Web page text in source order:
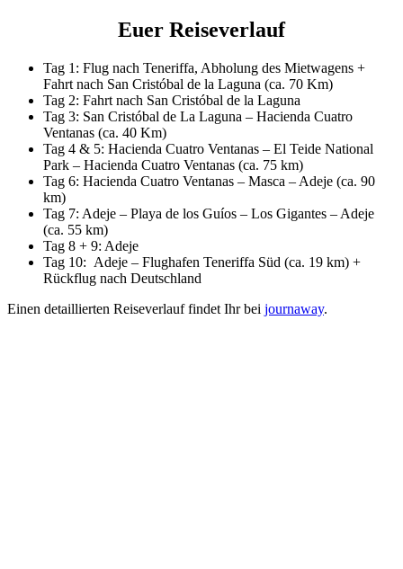
Euer Reiseverlauf
Tag 1: Flug nach Teneriffa, Abholung des Mietwagens +
Fahrt nach San Cristóbal de la Laguna (ca. 70 Km)
Tag 2: Fahrt nach San Cristóbal de la Laguna
Tag 3: San Cristóbal de La Laguna – Hacienda Cuatro
Ventanas (ca. 40 Km)
Tag 4 & 5: Hacienda Cuatro Ventanas – El Teide National
Park – Hacienda Cuatro Ventanas (ca. 75 km)
Tag 6: Hacienda Cuatro Ventanas – Masca – Adeje (ca. 90
km)
Tag 7: Adeje – Playa de los Guíos – Los Gigantes – Adeje
(ca. 55 km)
Tag 8 + 9: Adeje
Tag 10: Adeje – Flughafen Teneriffa Süd (ca. 19 km) +
Rückflug nach Deutschland
Einen detaillierten Reiseverlauf findet Ihr bei journaway.